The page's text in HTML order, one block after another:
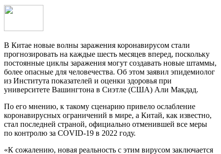
В Китае новые волны заражения коронавирусом стали
прогнозировать на каждые шесть месяцев вперед, поскольку
постоянные циклы заражения могут создавать новые штаммы,
более опасные для человечества. Об этом заявил эпидемиолог
из Института показателей и оценки здоровья при
университете Вашингтона в Сиэтле (США) Али Макдад.
По его мнению, к такому сценарию привело ослабление
коронавирусных ограничений в мире, а Китай, как известно,
стал последней страной, официально отменившей все меры
по контролю за COVID-19 в 2022 году.
«К сожалению, новая реальность с этим вирусом заключается